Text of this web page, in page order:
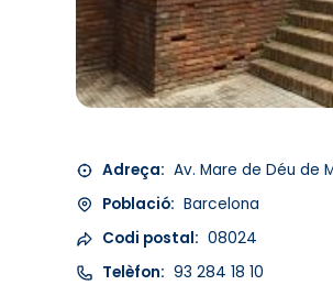
Adreça: Av. Mare de Déu de
Població: Barcelona
Codi postal: 08024
Telèfon: 93 284 18 10